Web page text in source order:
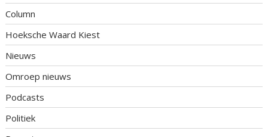
Column
Hoeksche Waard Kiest
Nieuws
Omroep nieuws
Podcasts
Politiek